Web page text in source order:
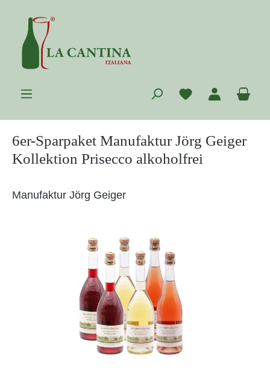
Zum Hauptinhalt springen
Du hast 0
6er-Sparpaket Manufaktur Jörg Geiger
Kollektion Prisecco alkoholfrei
Manufaktur Jörg Geiger